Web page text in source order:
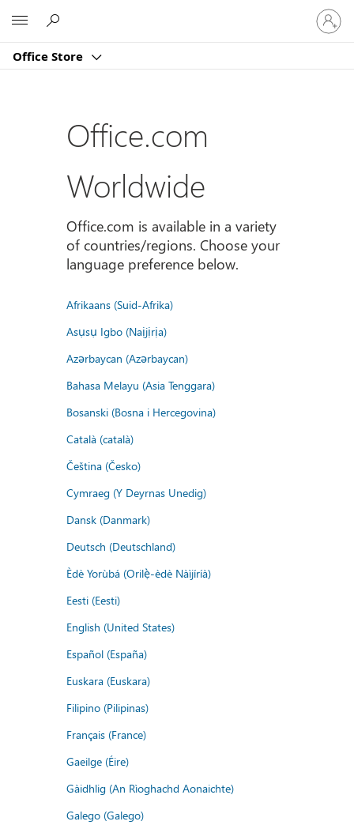
Office Store
Sign
in
to
account
Office.com
Worldwide
Office.com is available in a variety
of countries/regions. Choose your
language preference below.
Afrikaans (Suid-Afrika)
Asụsụ Igbo (Naịjịrịa)
Azərbaycan (Azərbaycan)
Bahasa Melayu (Asia Tenggara)
Bosanski (Bosna i Hercegovina)
Català (català)
Čeština (Česko)
Cymraeg (Y Deyrnas Unedig)
Dansk (Danmark)
Deutsch (Deutschland)
Èdè Yorùbá (Orilẹ̀-èdè Nàìjíríà)
Eesti (Eesti)
English (United States)
Español (España)
Euskara (Euskara)
Filipino (Pilipinas)
Français (France)
Gaeilge (Éire)
Gàidhlig (An Rìoghachd Aonaichte)
Galego (Galego)